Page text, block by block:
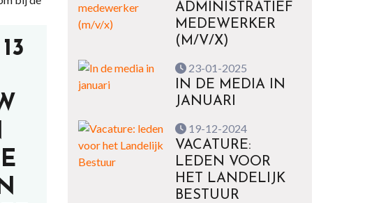
ADMINISTRATIEF
MEDEWERKER
(M/V/X)
23-01-2025
IN DE MEDIA IN
JANUARI
19-12-2024
VACATURE:
LEDEN VOOR
HET LANDELIJK
BESTUUR